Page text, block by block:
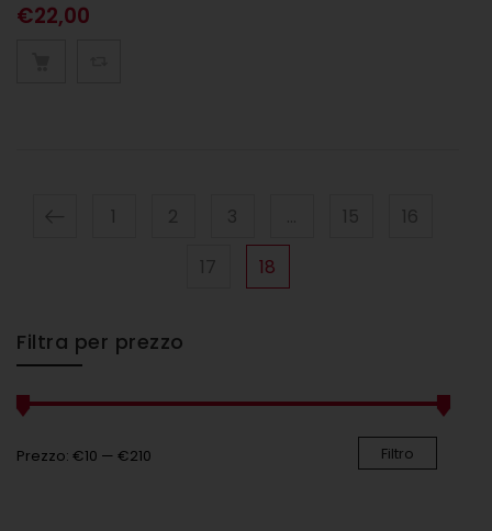
€22,00
1 2 3 15
16
17
18
Filtra per prezzo
Filtro
Prezzo: €10 — €210